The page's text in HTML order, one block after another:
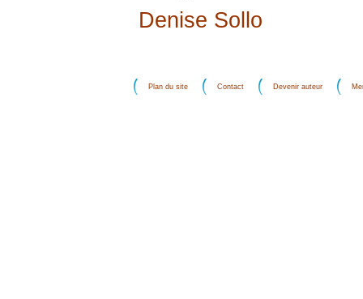
Denise Sollo
Plan du site Contact Devenir auteur